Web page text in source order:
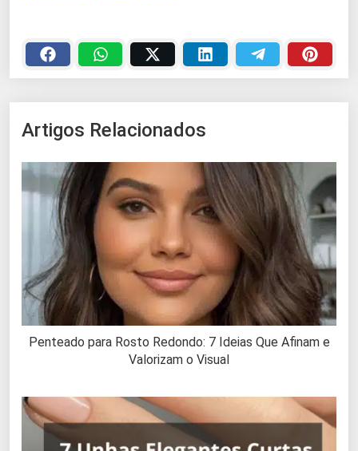
Artigos Relacionados
Penteado para Rosto Redondo: 7 Ideias Que Afinam e
Valorizam o Visual